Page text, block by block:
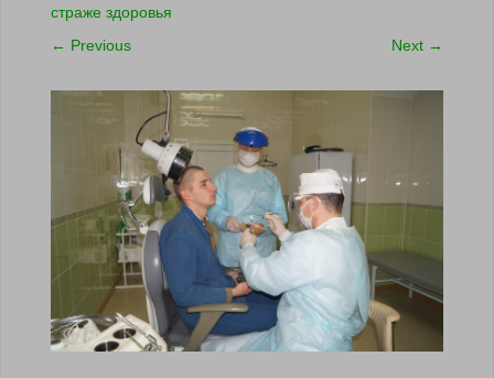
страже здоровья
← Previous Next →